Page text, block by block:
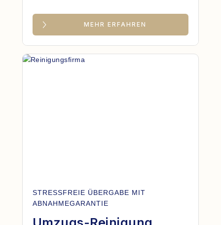
MEHR ERFAHREN
STRESSFREIE ÜBERGABE MIT
ABNAHMEGARANTIE